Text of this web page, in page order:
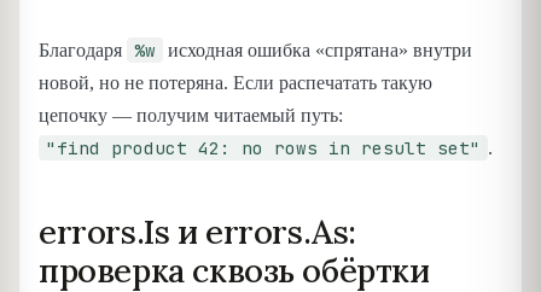
Благодаря %w
исходная ошибка «спрятана» внутри
новой, но не потеряна. Если распечатать такую
цепочку — получим читаемый путь:
"find product 42: no rows in result set" .
errors.Is и errors.As:
проверка сквозь обёртки